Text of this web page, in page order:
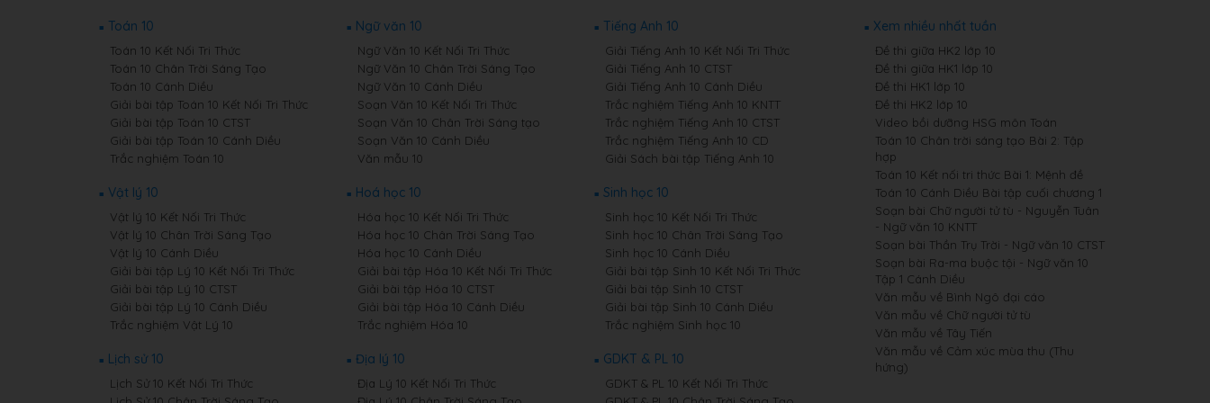
Toán 10
Toán 10 Kết Nối Tri Thức
Toán 10 Chân Trời Sáng Tạo
Toán 10 Cánh Diều
Giải bài tập Toán 10 Kết Nối Tri Thức
Giải bài tập Toán 10 CTST
Giải bài tập Toán 10 Cánh Diều
Trắc nghiệm Toán 10
Ngữ văn 10
Ngữ Văn 10 Kết Nối Tri Thức
Ngữ Văn 10 Chân Trời Sáng Tạo
Ngữ Văn 10 Cánh Diều
Soạn Văn 10 Kết Nối Tri Thức
Soạn Văn 10 Chân Trời Sáng tạo
Soạn Văn 10 Cánh Diều
Văn mẫu 10
Tiếng Anh 10
Giải Tiếng Anh 10 Kết Nối Tri Thức
Giải Tiếng Anh 10 CTST
Giải Tiếng Anh 10 Cánh Diều
Trắc nghiệm Tiếng Anh 10 KNTT
Trắc nghiệm Tiếng Anh 10 CTST
Trắc nghiệm Tiếng Anh 10 CD
Giải Sách bài tập Tiếng Anh 10
Vật lý 10
Vật lý 10 Kết Nối Tri Thức
Vật lý 10 Chân Trời Sáng Tạo
Vật lý 10 Cánh Diều
Giải bài tập Lý 10 Kết Nối Tri Thức
Giải bài tập Lý 10 CTST
Giải bài tập Lý 10 Cánh Diều
Trắc nghiệm Vật Lý 10
Hoá học 10
Hóa học 10 Kết Nối Tri Thức
Hóa học 10 Chân Trời Sáng Tạo
Hóa học 10 Cánh Diều
Giải bài tập Hóa 10 Kết Nối Tri Thức
Giải bài tập Hóa 10 CTST
Giải bài tập Hóa 10 Cánh Diều
Trắc nghiệm Hóa 10
Sinh học 10
Sinh học 10 Kết Nối Tri Thức
Sinh học 10 Chân Trời Sáng Tạo
Sinh học 10 Cánh Diều
Giải bài tập Sinh 10 Kết Nối Tri Thức
Giải bài tập Sinh 10 CTST
Giải bài tập Sinh 10 Cánh Diều
Trắc nghiệm Sinh học 10
Lịch sử 10
Lịch Sử 10 Kết Nối Tri Thức
Địa lý 10
Địa Lý 10 Kết Nối Tri Thức
GDKT & PL 10
GDKT & PL 10 Kết Nối Tri Thức
Xem nhiều nhất tuần
Đề thi giữa HK2 lớp 10
Đề thi giữa HK1 lớp 10
Đề thi HK1 lớp 10
Đề thi HK2 lớp 10
Video bồi dưỡng HSG môn Toán
Toán 10 Chân trời sáng tạo Bài 2: Tập
hợp
Toán 10 Kết nối tri thức Bài 1: Mệnh đề
Toán 10 Cánh Diều Bài tập cuối chương 1
Soạn bài Chữ người tử tù - Nguyễn Tuân
- Ngữ văn 10 KNTT
Soạn bài Thần Trụ Trời - Ngữ văn 10 CTST
Soạn bài Ra-ma buộc tội - Ngữ văn 10
Tập 1 Cánh Diều
Văn mẫu về Bình Ngô đại cáo
Văn mẫu về Chữ người tử tù
Văn mẫu về Tây Tiến
Văn mẫu về Cảm xúc mùa thu (Thu
hứng)